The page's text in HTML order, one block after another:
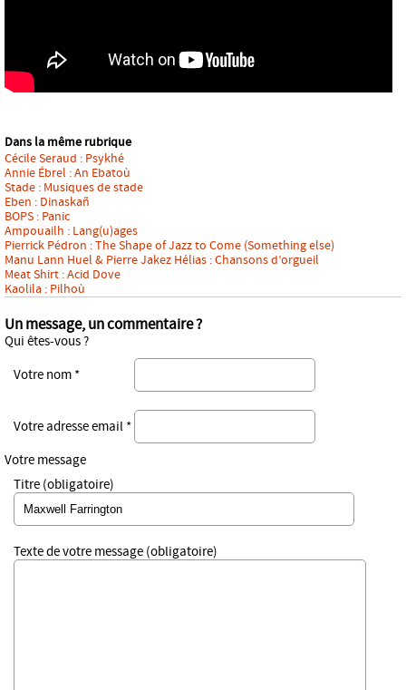
Dans la même rubrique
Cécile Seraud : Psykhé
Annie Ébrel : An Ebatoù
Stade : Musiques de stade
Eben : Dinaskañ
BOPS : Panic
Ampouailh : Lang(u)ages
Pierrick Pédron : The Shape of Jazz to Come (Something else)
Manu Lann Huel & Pierre Jakez Hélias : Chansons d’orgueil
Meat Shirt : Acid Dove
Kaolila : Pilhoù
Un message, un commentaire ?
Qui êtes-vous ?
Votre nom *
Votre adresse email *
Votre message
Titre (obligatoire)
Texte de votre message (obligatoire)